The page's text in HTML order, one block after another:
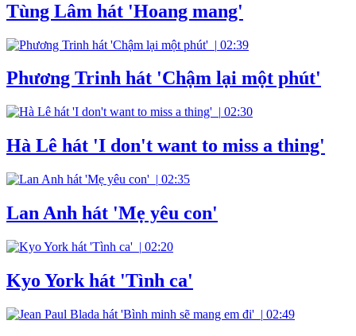
Tùng Lâm hát 'Hoang mang'
| 02:39
Phương Trinh hát 'Chậm lại một phút'
| 02:30
Hà Lê hát 'I don't want to miss a thing'
| 02:35
Lan Anh hát 'Mẹ yêu con'
| 02:20
Kyo York hát 'Tình ca'
| 02:49